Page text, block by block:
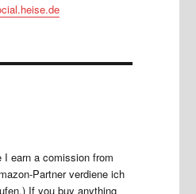
earn a comission from
Partner verdiene ich
If you buy anything